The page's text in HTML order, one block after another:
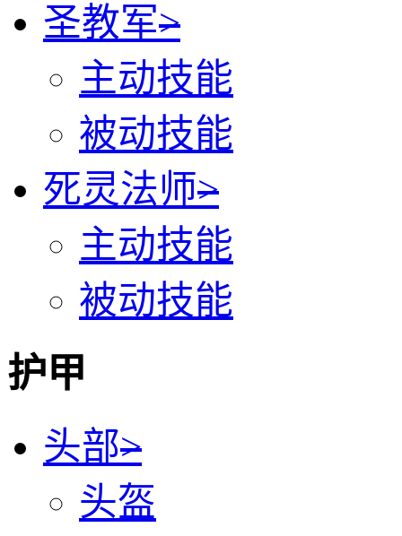
圣教军>
主动技能
被动技能
死灵法师>
主动技能
被动技能
护甲
头部>
头盔